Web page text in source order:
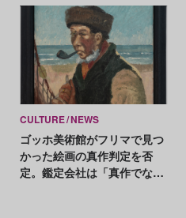
CULTURE NEWS
ゴッホ美術館がフリマで見つ
かった絵画の真作判定を否
定。鑑定会社は「真作でない